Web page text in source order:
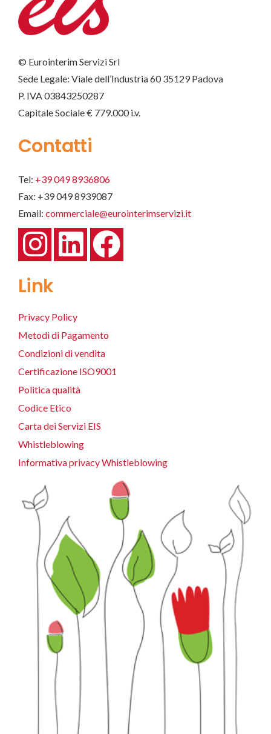
© Eurointerim Servizi Srl
Sede Legale: Viale dell’Industria 60 35129 Padova
P. IVA 03843250287
Capitale Sociale € 779.000 i.v.
Contatti
Tel: +39 049 8936806
Fax: +39 049 8939087
Email: commerciale@eurointerimservizi.it
Link
Privacy Policy
Metodi di Pagamento
Condizioni di vendita
Certificazione ISO9001
Politica qualità
Codice Etico
Carta dei Servizi EIS
Whistleblowing
Informativa privacy Whistleblowing